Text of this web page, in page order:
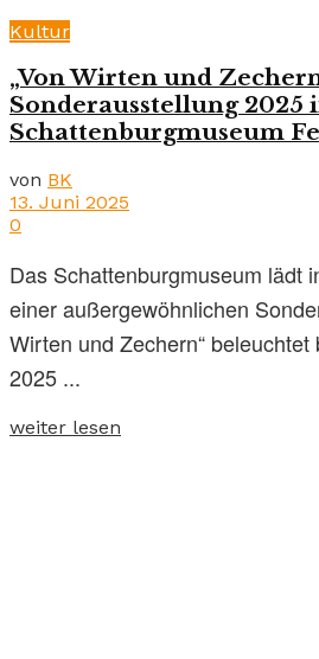
Kultur
„Von Wirten und
Sonderausstellung 2025
Schattenburgmuseum
von BK
13. Juni 2025
0
Das Schattenburgmuseum lädt
einer außergewöhnlichen
Wirten und Zechern“
2025 ...
weiter lesen